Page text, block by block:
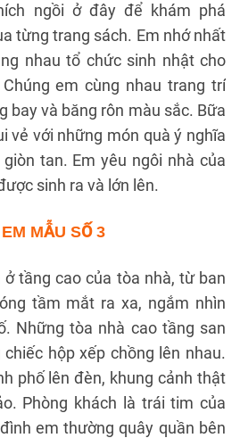
ngồi ở đây để khám phá
từng trang sách. Em nhớ nhất
nhau tổ chức sinh nhật cho
em cùng nhau trang trí
bay và băng rôn màu sắc. Bữa
vẻ với những món quà ý nghĩa
tan. Em yêu ngôi nhà của
sinh ra và lớn lên.
MẪU SỐ 3
tầng cao của tòa nhà, từ ban
tầm mắt ra xa, ngắm nhìn
Những tòa nhà cao tầng san
hộp xếp chồng lên nhau.
phố lên đèn, khung cảnh thật
Phòng khách là trái tim của
em thường quây quần bên